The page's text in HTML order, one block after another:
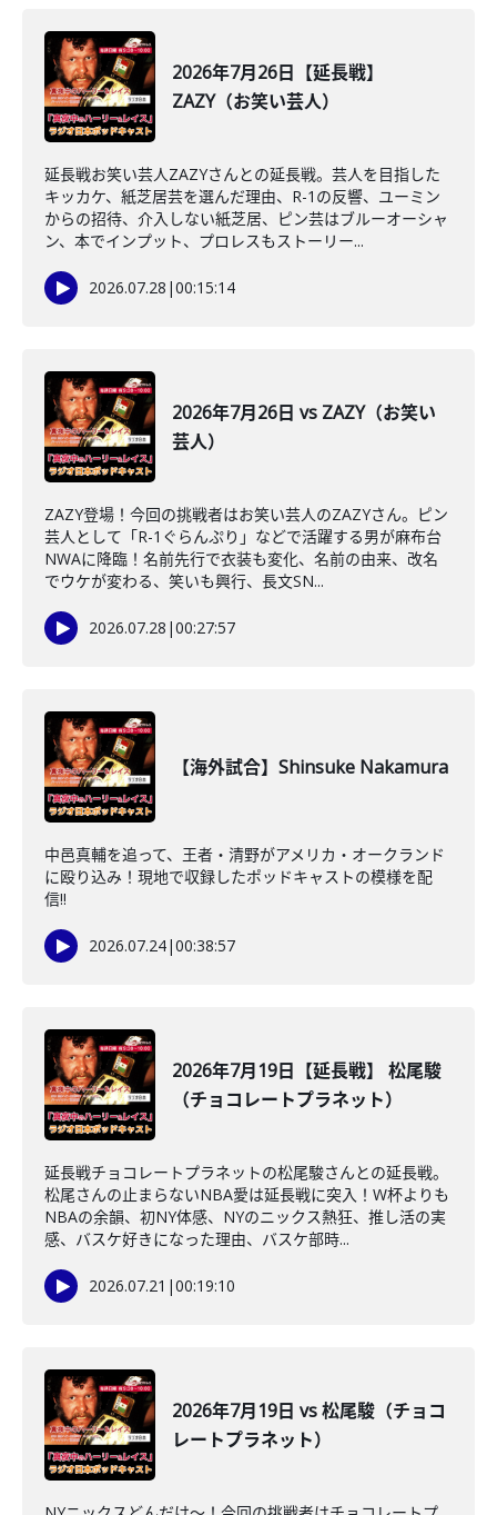
2026年7月26日【延長戦】
ZAZY（お笑い芸人）
延長戦お笑い芸人ZAZYさんとの延長戦。芸人を目指した
キッカケ、紙芝居芸を選んだ理由、R-1の反響、ユーミン
からの招待、介入しない紙芝居、ピン芸はブルーオーシャ
ン、本でインプット、プロレスもストーリー...
2026.07.28 |00:15:14
2026年7月26日 vs ZAZY（お笑い
芸人）
ZAZY登場！今回の挑戦者はお笑い芸人のZAZYさん。ピン
芸人として「R-1ぐらんぷり」などで活躍する男が麻布台
NWAに降臨！名前先行で衣装も変化、名前の由来、改名
でウケが変わる、笑いも興行、長文SN...
2026.07.28 |00:27:57
【海外試合】Shinsuke Nakamura
中邑真輔を追って、王者・清野がアメリカ・オークランド
に殴り込み！現地で収録したポッドキャストの模様を配
信!!
2026.07.24|00:38:57
2026年7月19日【延長戦】 松尾駿
（チョコレートプラネット）
延長戦チョコレートプラネットの松尾駿さんとの延長戦。
松尾さんの止まらないNBA愛は延長戦に突入！W杯よりも
NBAの余韻、初NY体感、NYのニックス熱狂、推し活の実
感、バスケ好きになった理由、バスケ部時...
2026.07.21 |00:19:10
2026年7月19日 vs 松尾駿（チョコ
レートプラネット）